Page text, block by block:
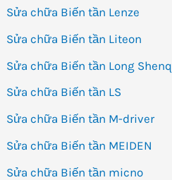
Sửa chữa Biến tần Lenze
Sửa chữa Biến tần Liteon
Sửa chữa Biến tần Long Shenq
Sửa chữa Biến tần LS
Sửa chữa Biến tần M-driver
Sửa chữa Biến tần MEIDEN
Sửa chữa Biến tần micno